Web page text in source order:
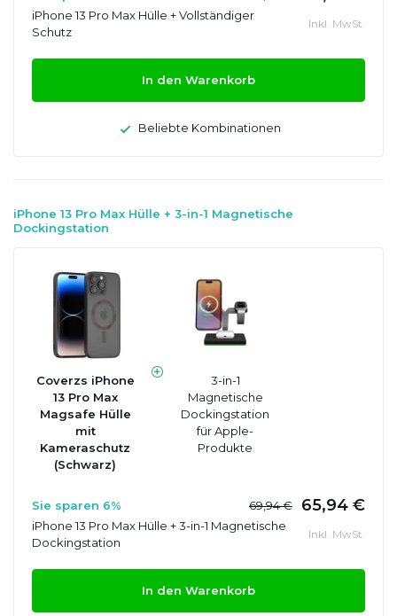
iPhone 13 Pro Max Hülle + Vollständiger
Schutz
Inkl. MwSt.
In den Warenkorb
Beliebte Kombinationen
iPhone 13 Pro Max Hülle + 3-in-1 Magnetische
Dockingstation
Coverzs iPhone
13 Pro Max
Magsafe Hülle
mit
Kameraschutz
(Schwarz)
3-in-1
Magnetische
Dockingstation
für Apple-
Produkte
Sie sparen 6% 69,94 € 65,94 €
iPhone 13 Pro Max Hülle + 3-in-1 Magnetische
Dockingstation
Inkl. MwSt.
In den Warenkorb